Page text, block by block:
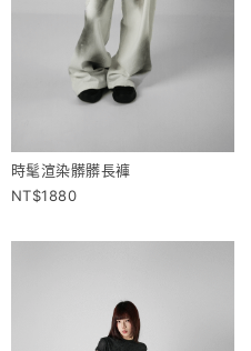
時髦渲染髒髒長褲
1880